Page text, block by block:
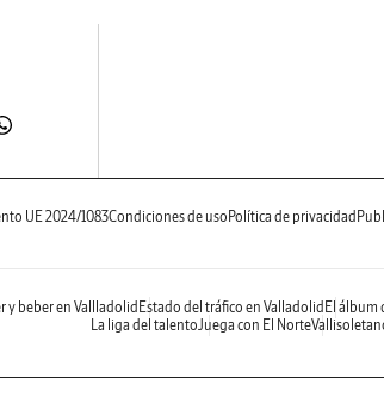
UE 2024/1083Condiciones de uso Política de privacidad
y beber en Vallladolid Estado del tráfico en Valladolid El álbum
La liga del talentoJuega con El Norte